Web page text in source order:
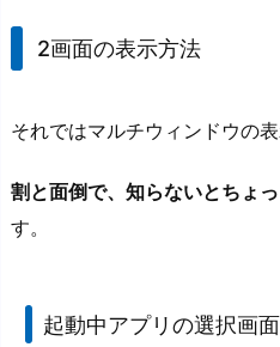
2画面の表示方法
それではマルチウィンドウの表
割と面倒で、知らないとちょ
す。
起動中アプリの選択画